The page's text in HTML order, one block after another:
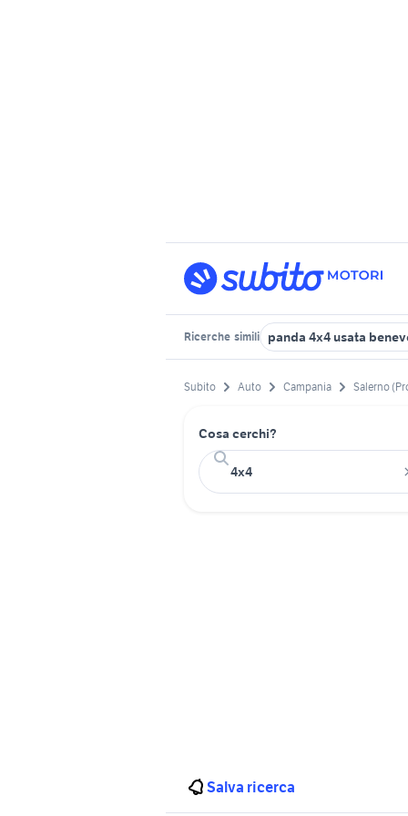
Ricerche simili panda 4x4 usata
Subito Auto Campania Salerno
Cosa cerchi?
Salva ricerca